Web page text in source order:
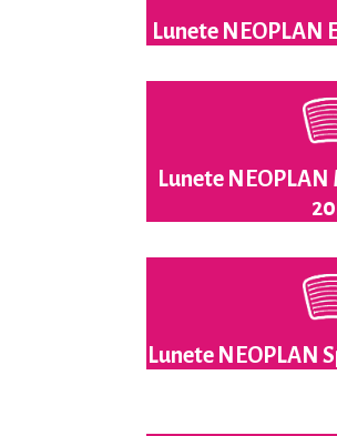
Lunete NEOPLAN
Lunete
Lunete NEOPLAN